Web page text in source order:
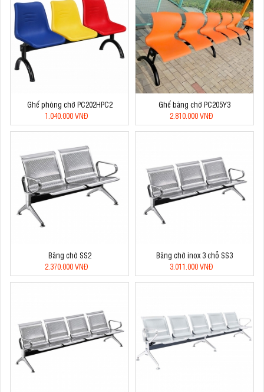
Ghế phòng chờ PC202HPC2
1.040.000 VNĐ
Ghế băng chờ PC205Y3
2.810.000 VNĐ
Băng chờ SS2
2.370.000 VNĐ
Băng chờ inox 3 chỗ SS3
3.011.000 VNĐ